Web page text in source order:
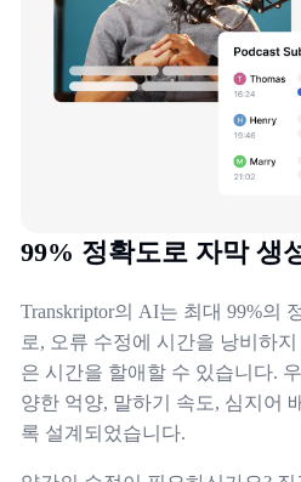
99% 정확도로 자막 생
Transkriptor의 AI는 최대 99%의
로, 오류 수정에 시간을 낭비하
은 시간을 할애할 수 있습니다.
양한 억양, 말하기 속도, 심지어
록 설계되었습니다.